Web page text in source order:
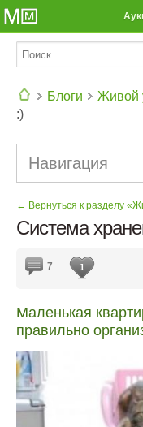
Блоги Живой
:)
Навигация
← Вернуться к разделу
Система
7 1
Маленькая
правильно